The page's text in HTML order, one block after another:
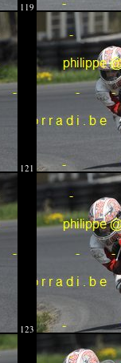
119
121
123